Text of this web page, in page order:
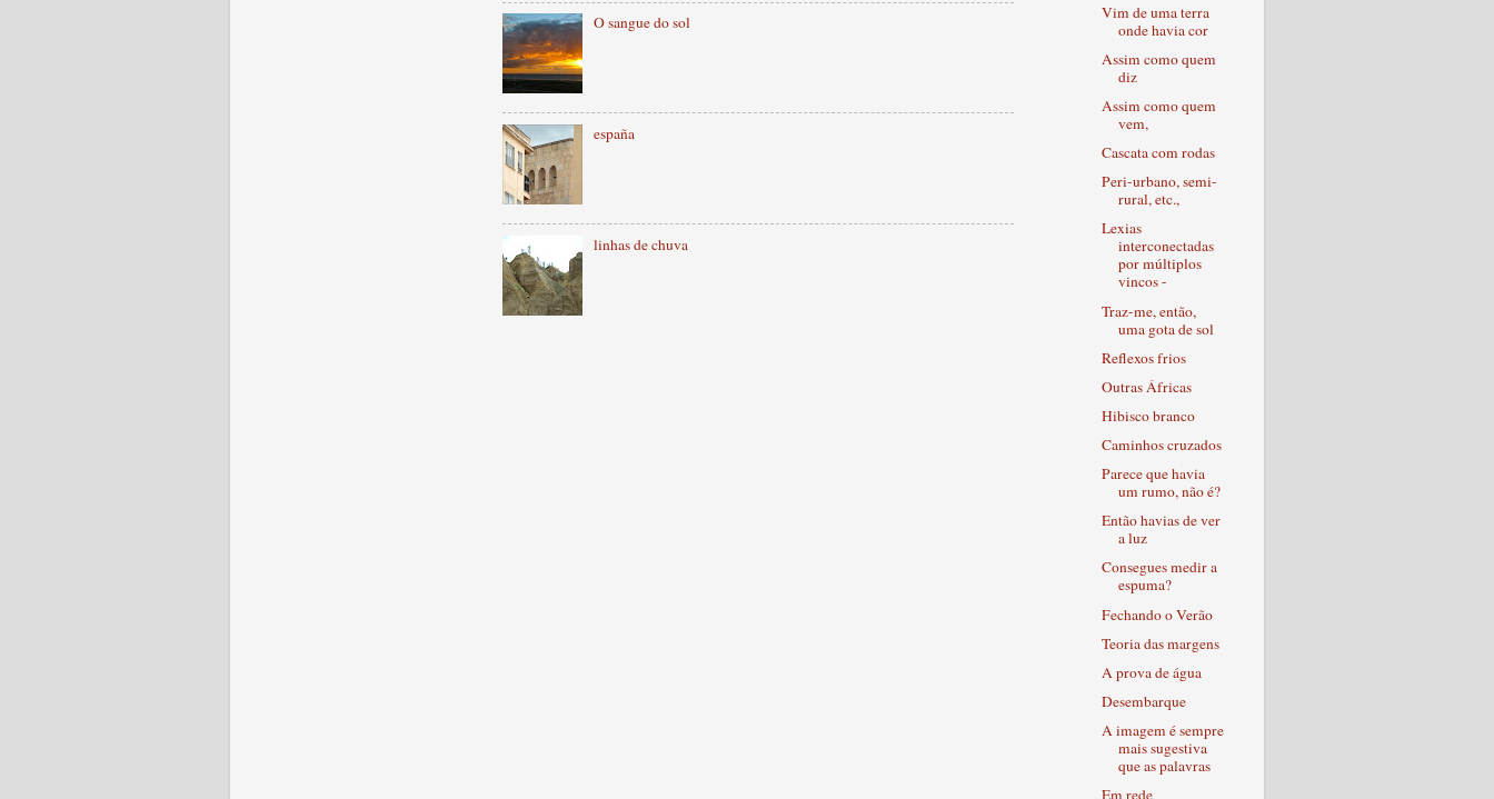
O sangue do sol
españa
linhas de chuva
Vim de uma terra
onde havia cor
Assim como quem
diz
Assim como quem
vem,
Cascata com rodas
Peri-urbano, semi-
rural, etc.,
Lexias
interconectadas
por múltiplos
vincos -
Traz-me, então,
uma gota de sol
Reflexos frios
Outras Áfricas
Hibisco branco
Caminhos cruzados
Parece que havia
um rumo, não é?
Então havias de ver
a luz
Consegues medir a
espuma?
Fechando o Verão
Teoria das margens
A prova de água
Desembarque
A imagem é sempre
mais sugestiva
que as palavras
Em rede